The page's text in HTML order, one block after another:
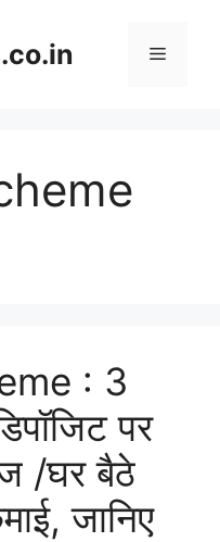
Menu
: 3
पर
/घर बैठे
जानिए